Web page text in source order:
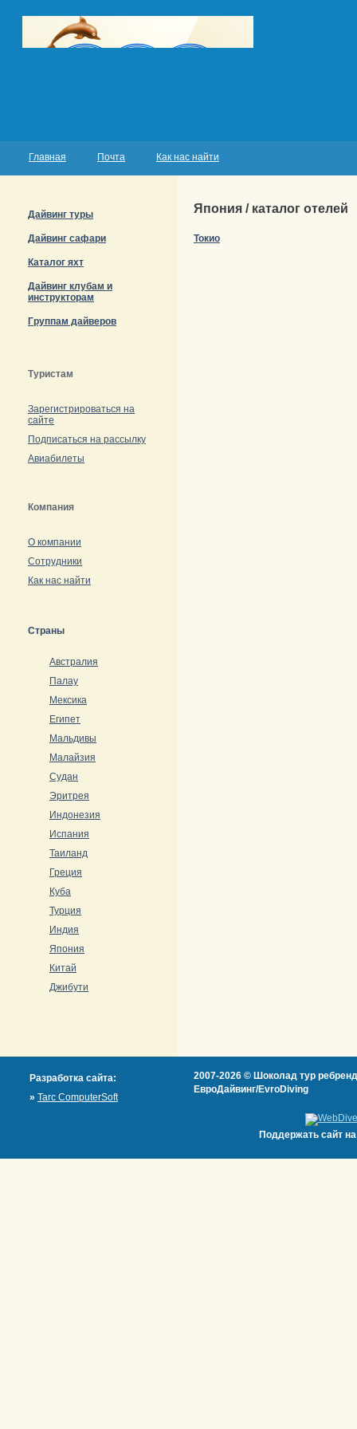
Главная Почта Как нас найти
Дайвинг туры
Дайвинг сафари
Каталог яхт
Дайвинг клубам и
инструкторам
Группам дайверов
Туристам
Зарегистрироваться на
сайте
Подписаться на рассылку
Авиабилеты
Компания
О компании
Сотрудники
Как нас найти
Страны
Австралия
Палау
Мексика
Египет
Мальдивы
Малайзия
Судан
Эритрея
Индонезия
Испания
Таиланд
Греция
Куба
Турция
Индия
Япония
Китай
Джибути
Япония / каталог отелей
Токио
Разработка сайта:
» Tarc ComputerSoft
2007-2026 © Шоколад тур
ЕвроДайвинг/EvroDiving
Поддержать сайт